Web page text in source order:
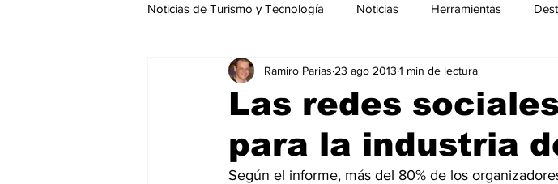
Noticias de Turismo y Tecnología Noticias Herramientas
Negocios Internacionales
Las redes
para la industria
Ramiro Parias 23 ago 2013 1 min de lectura
Según el informe, más del 80% de los